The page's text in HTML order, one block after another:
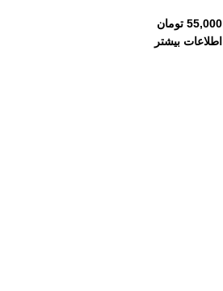
55,000 تومان
اطلاعات بیشتر